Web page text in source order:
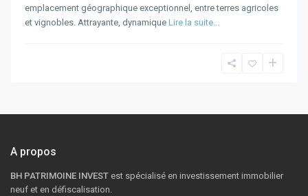
emplacement géographique exceptionnel, entre terres agricoles
et vignobles. Attrayante, dynamiqueLire la suite...
A propos
BH PATRIMOINE INVEST est spécialisé en investissement immobilier
neuf et en défiscalisation.